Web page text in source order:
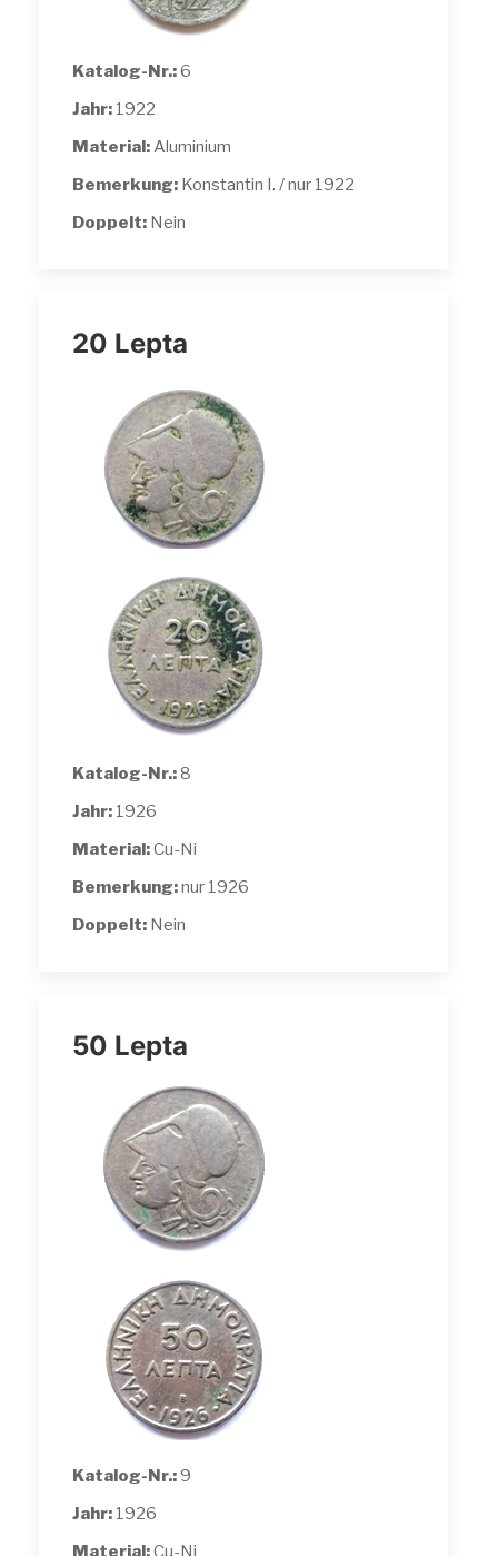
Katalog-Nr.:6
Jahr: 1922
Material:Aluminium
Bemerkung: Konstantin I. / nur 1922
Doppelt: Nein
20 Lepta
Katalog-Nr.:8
Jahr: 1926
Material:Cu-Ni
Bemerkung:nur 1926
Doppelt: Nein
50 Lepta
Katalog-Nr.:9
Jahr: 1926
Material:Cu-Ni